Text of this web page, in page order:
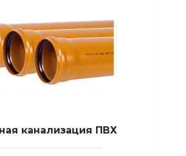
канализация ПВХ